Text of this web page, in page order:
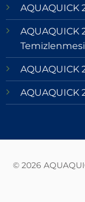
Temizlenmesi
AQUAQUICK
AQUAQUICK
© 2026